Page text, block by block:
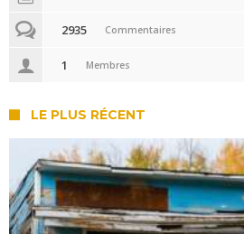
2935 Commentaires
1 Membres
LE PLUS RÉCENT